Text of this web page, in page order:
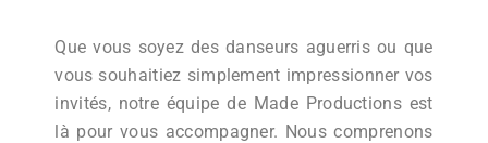
Que vous soyez des danseurs aguerris ou que
vous souhaitiez simplement impressionner vos
invités, notre équipe de Made Productions est
là pour vous accompagner. Nous comprenons